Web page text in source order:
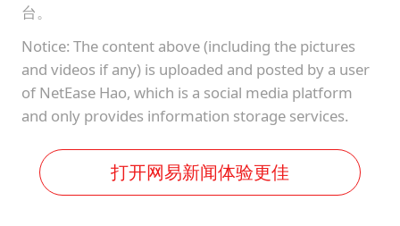
台。
Notice: The content above (including the pictures
and videos if any) is uploaded and posted by a user
of NetEase Hao, which is a social media platform
and only provides information storage services.
打开网易新闻体验更佳